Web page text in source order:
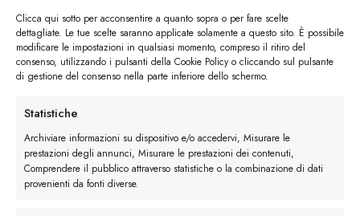
Clicca qui sotto per acconsentire a quanto sopra o per fare scelte
dettagliate. Le tue scelte saranno applicate solamente a questo sito. È possibile
modificare le impostazioni in qualsiasi momento, compreso il ritiro del
consenso, utilizzando i pulsanti della Cookie Policy o cliccando sul pulsante
di gestione del consenso nella parte inferiore dello schermo.
Statistiche
Archiviare informazioni su dispositivo e/o accedervi, Misurare le
prestazioni degli annunci, Misurare le prestazioni dei contenuti,
Comprendere il pubblico attraverso statistiche o la combinazione di dati
provenienti da fonti diverse.
I trackback sono chiusi, ma puoi
Successivo→
Lascia un commento